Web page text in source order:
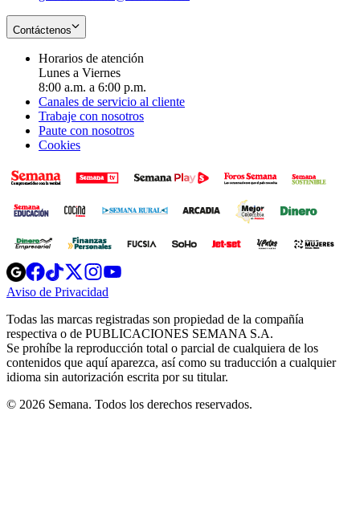
Contáctenos
Horarios de atención
Lunes a Viernes
8:00 a.m. a 6:00 p.m.
Canales de servicio al cliente
Trabaje con nosotros
Paute con nosotros
Cookies
Opens
in
new
Opens
in
new
Opens
in
new
window
Opens
new
windowwindow
Aviso de Privacidad
new
window
Todas las marcas registradas son propiedad de la compañía
respectiva o de PUBLICACIONES SEMANA S.A.
Se prohíbe la reproducción total o parcial de cualquiera de los
contenidos que aquí aparezca, así como su traducción a cualquier
idioma sin autorización escrita por su titular.
© 2026 Semana. Todos los derechos reservados.